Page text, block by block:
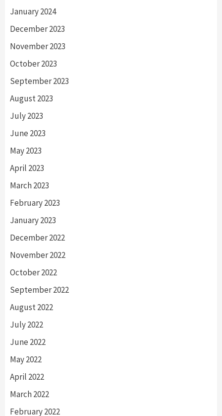
January 2024
December 2023
November 2023
October 2023
September 2023
August 2023
July 2023
June 2023
May 2023
April 2023
March 2023
February 2023
January 2023
December 2022
November 2022
October 2022
September 2022
August 2022
July 2022
June 2022
May 2022
April 2022
March 2022
February 2022